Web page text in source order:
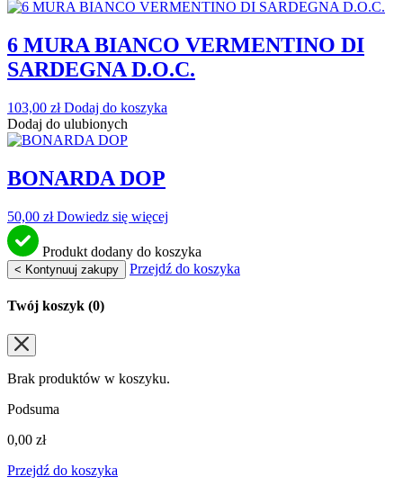
6 MURA BIANCO VERMENTINO DI
SARDEGNA D.O.C.
103,00 zł Dodaj do koszyka
Dodaj do ulubionych
BONARDA DOP
50,00 zł Dowiedz się więcej
Produkt dodany do koszyka
< Kontynuuj zakupy Przejdź do koszyka
Twój koszyk (0)
Brak produktów w koszyku.
Podsuma
0,00 zł
Przejdź do koszyka